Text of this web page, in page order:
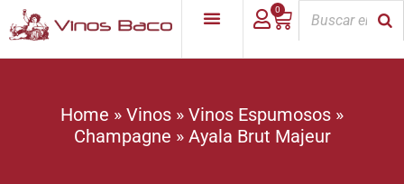
0
Home » Vinos » Vinos Espumosos »
Champagne » Ayala Brut Majeur